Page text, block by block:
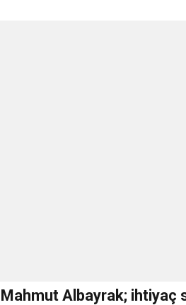
Mahmut Albayrak; ihtiyaç